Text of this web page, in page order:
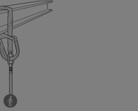
durchführen.
die mit Ihrer Aktivität
Möglicherweise gibt es
die hier nicht